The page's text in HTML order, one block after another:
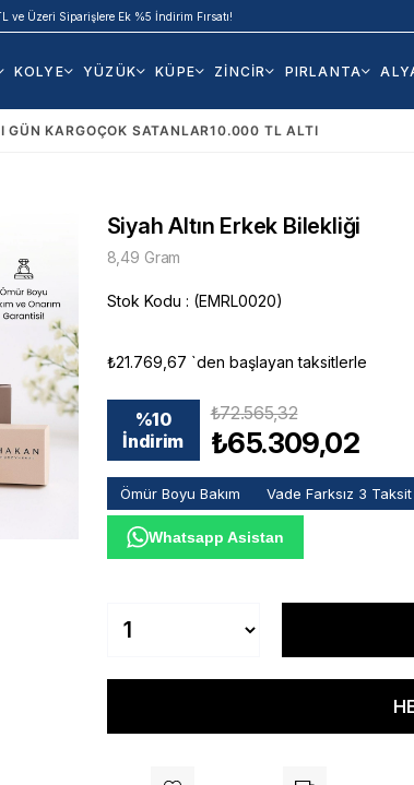
ve Üzeri Siparişlere Ek %5 İndirim Fırsatı!
KOLYE YÜZÜK KÜPE ZİNCİR PIRLANTA
GÜN KARGOÇOK SATANLAR10.000 TL ALTI
Siyah Altın Erkek Bilekliği
8,49 Gram
Stok Kodu (EMRL0020)
₺21.769,67 `den başlayan taksitlerle
%10
İndirim
₺72.565,32
₺65.309,02
Ömür Boyu Bakım Vade Farksız 3 Taksit
Whatsapp Asistan